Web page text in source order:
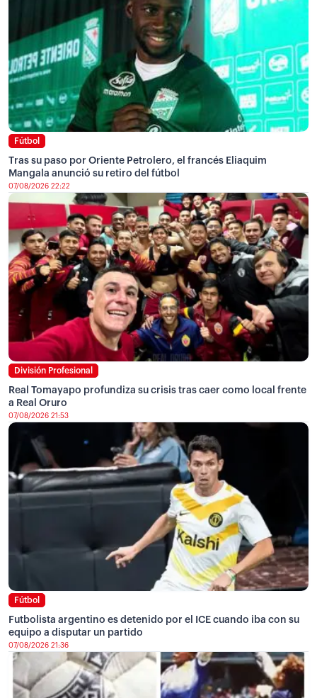
Fútbol
Tras su paso por Oriente Petrolero, el francés Eliaquim
Mangala anunció su retiro del fútbol
07/08/2026 22:22
División Profesional
Real Tomayapo profundiza su crisis tras caer como local frente
a Real Oruro
07/08/2026 21:53
Fútbol
Futbolista argentino es detenido por el ICE cuando iba con su
equipo a disputar un partido
07/08/2026 21:36